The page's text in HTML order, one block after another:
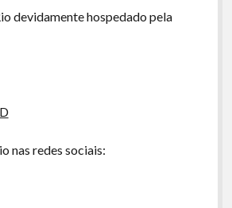
devidamente hospedado pela
nas redes sociais: